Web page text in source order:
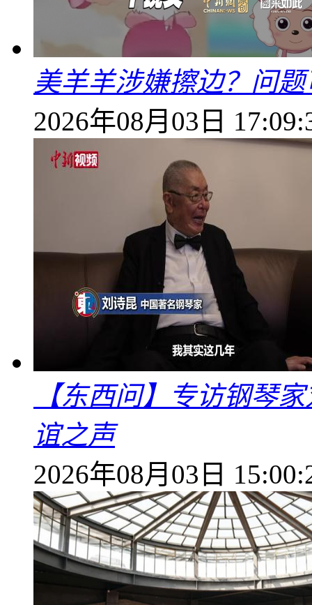
美羊羊涉嫌擦边？问
2026年08月03日
【东西问】专访钢琴
谊之声
2026年08月03日